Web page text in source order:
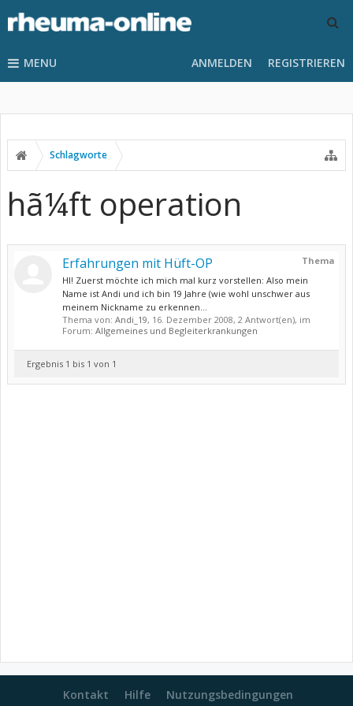
MENU ANMELDEN REGISTRIEREN
Schlagworte
hã¼ft operation
Thema
Erfahrungen mit Hüft-OP
HI! Zuerst möchte ich mich mal kurz vorstellen: Also mein
Name ist Andi und ich bin 19 Jahre (wie wohl unschwer aus
meinem Nickname zu erkennen...
Thema von: Andi_19, 16. Dezember 2008, 2 Antwort(en), im
Forum: Allgemeines und Begleiterkrankungen
Ergebnis 1 bis 1 von 1
Kontakt Hilfe Nutzungsbedingungen